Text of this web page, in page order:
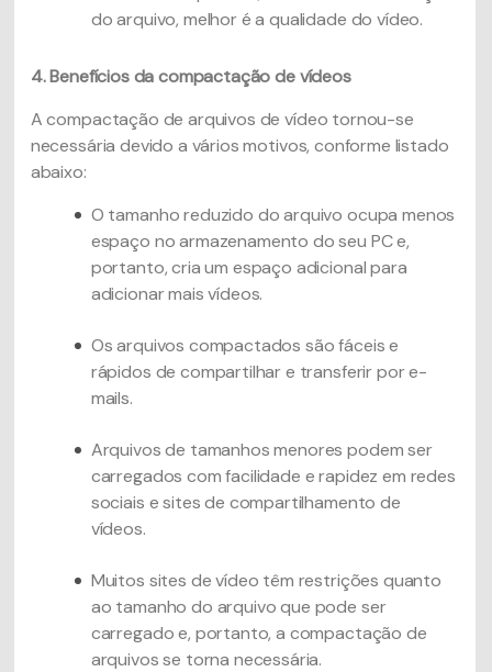
do arquivo, melhor é a qualidade do vídeo.
4. Benefícios da compactação de vídeos
A compactação de arquivos de vídeo tornou-se
necessária devido a vários motivos, conforme listado
abaixo:
O tamanho reduzido do arquivo ocupa menos
espaço no armazenamento do seu PC e,
portanto, cria um espaço adicional para
adicionar mais vídeos.
Os arquivos compactados são fáceis e
rápidos de compartilhar e transferir por e-
mails.
Arquivos de tamanhos menores podem ser
carregados com facilidade e rapidez em redes
sociais e sites de compartilhamento de
vídeos.
Muitos sites de vídeo têm restrições quanto
ao tamanho do arquivo que pode ser
carregado e, portanto, a compactação de
arquivos se torna necessária.